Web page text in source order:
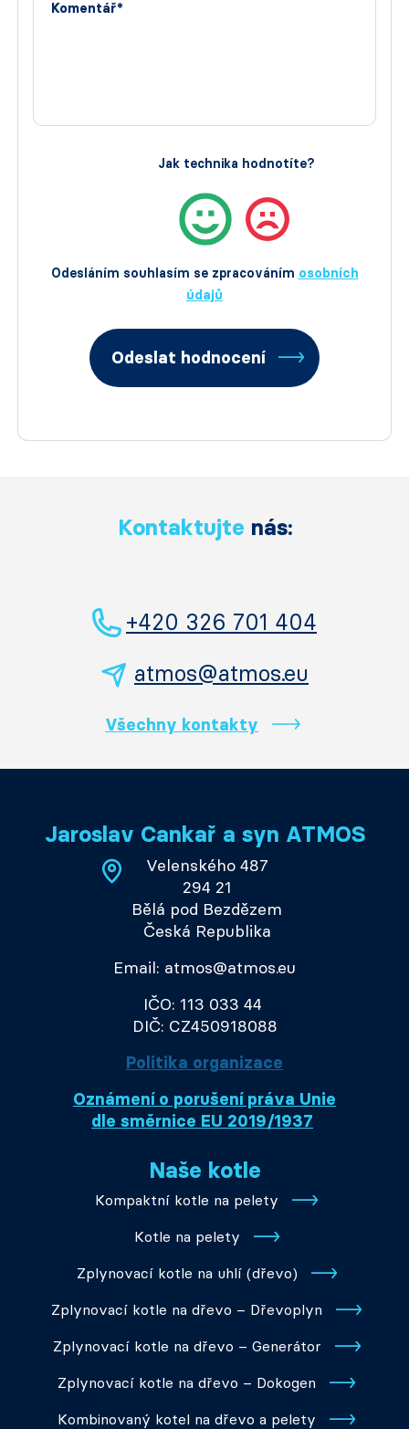
Komentář*
Odesláním souhlasím se zpracováním osobních
údajů
Jak technika hodnotíte?
Odeslat hodnocení
Kontaktujte nás:
+420 326 701 404
atmos@atmos.eu
Všechny kontakty
Jaroslav Cankař a syn ATMOS
Velenského 487
294 21
Bělá pod Bezdězem
Česká Republika
Email: atmos@atmos.eu
IČO: 113 033 44
DIČ: CZ450918088
Politika organizace
Oznámení o porušení práva Unie
dle směrnice EU 2019/1937
Naše kotle
Kompaktní kotle na pelety
Kotle na pelety
Zplynovací kotle na uhlí (dřevo)
Zplynovací kotle na dřevo – Dřevoplyn
Zplynovací kotle na dřevo – Generátor
Zplynovací kotle na dřevo – Dokogen
Kombinovaný kotel na dřevo a pelety